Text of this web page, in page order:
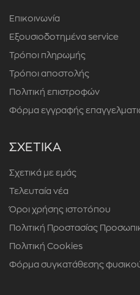
Επικοινωνία
Εξουσιοδοτημένα service
Τρόποι πληρωμής
Τρόποι αποστολής
Πολιτική επιστροφών
Φόρμα εγγραφής
ΣΧΕΤΙΚΑ
Σχετικά με εμάς
Τελευταία νέα
Όροι χρήσης ιστοτόπου
Πολιτική Προστασίας
Πολιτική Cookies
Φόρμα συγκατάθεσης